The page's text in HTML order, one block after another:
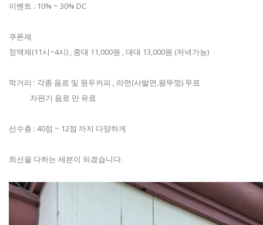
이벤트 : 10% ~ 30% DC
쿠폰제
정액제(11시~4시) , 중대 11,000원 , 대대 13,000원 (저녁가능)
먹거리 : 각종 음료 및 원두커피 , 라면(사발면,왕뚜껑) 무료
자판기 음료 만 유료
선수층 : 40점 ~ 12점 까지 다양하게
최선을 다하는 세븐이 되겠습니다.